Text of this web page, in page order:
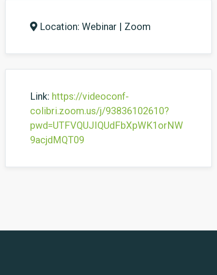
Location: Webinar | Zoom
Link: https://videoconf-
colibri.zoom.us/j/93836102610?
pwd=UTFVQUJIQUdFbXpWK1orNW
9acjdMQT09